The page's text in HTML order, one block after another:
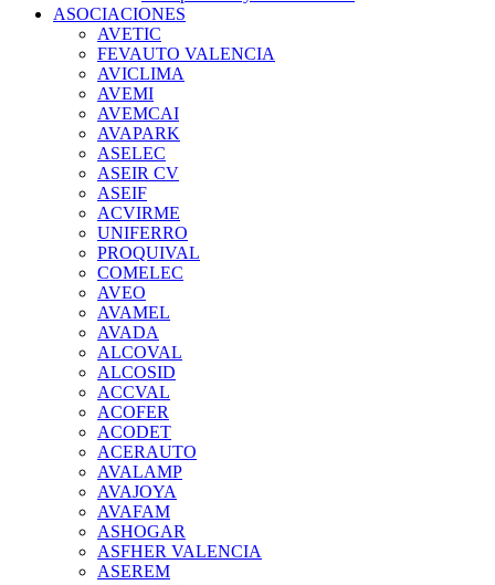
ASOCIACIONES
AVETIC
FEVAUTO VALENCIA
AVICLIMA
AVEMI
AVEMCAI
AVAPARK
ASELEC
ASEIR CV
ASEIF
ACVIRME
UNIFERRO
PROQUIVAL
COMELEC
AVEO
AVAMEL
AVADA
ALCOVAL
ALCOSID
ACCVAL
ACOFER
ACODET
ACERAUTO
AVALAMP
AVAJOYA
AVAFAM
ASHOGAR
ASFHER VALENCIA
ASEREM